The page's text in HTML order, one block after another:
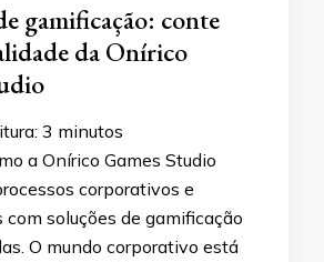
gamificação: conte
da Onírico
3 minutos
a Onírico Games Studio
corporativos e
com soluções de gamificação
O mundo corporativo está